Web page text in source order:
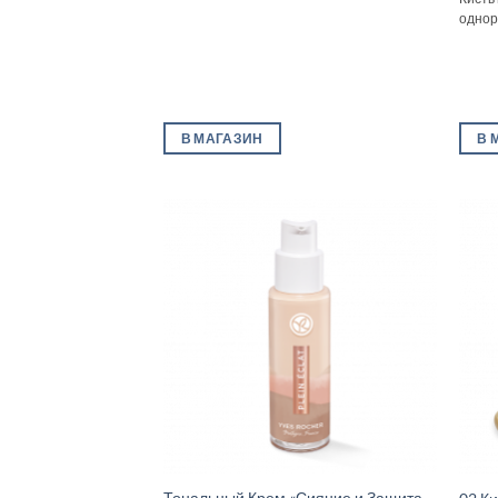
В МАГАЗИН В